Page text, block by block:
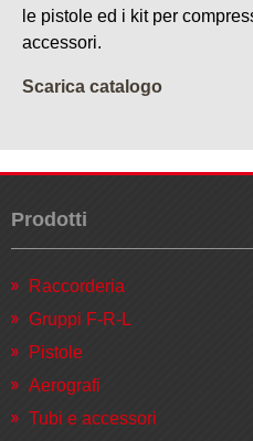
le pistole ed i kit per
accessori.
Scarica catalogo
Prodotti
Raccorderia
Gruppi F-R-L
Pistole
Aerografi
Tubi e accessori